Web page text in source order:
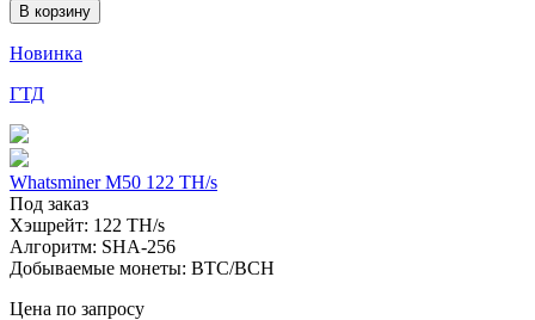
В корзину
Новинка
ГТД
Whatsminer M50 122 TH/s
Под заказ
Хэшрейт: 122 TH/s
Алгоритм: SHA-256
Добываемые монеты: BTC/BCH
Цена по запросу